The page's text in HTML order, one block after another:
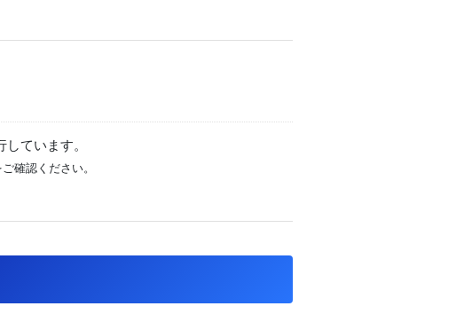
ています。
ご確認ください。